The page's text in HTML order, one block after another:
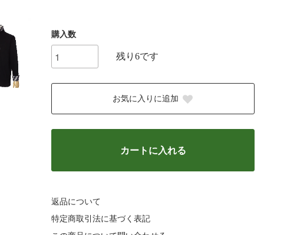
購入数
残り6です
お気に入りに追加
カートに入れる
返品について
特定商取引法に基づく表記